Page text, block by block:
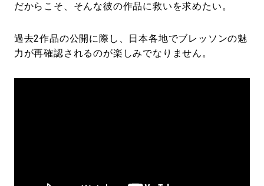
だからこそ、そんな彼の作品に救いを求めたい。
過去2作品の公開に際し、日本各地でブレッソンの魅
力が再確認されるのが楽しみでなりません。